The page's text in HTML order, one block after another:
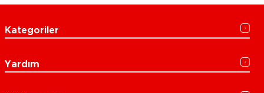
Kategoriler
Yardım